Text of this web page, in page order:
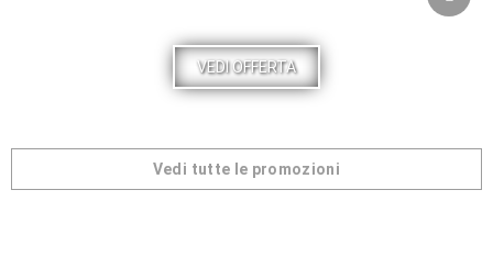
VEDI OFFERTA
Vedi tutte le promozioni